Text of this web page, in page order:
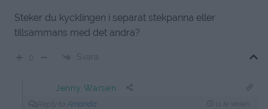
Steker du kycklingen i separat stekpanna eller
tillsammans med det andra?
Svara
Jenny Warsen
Amanda